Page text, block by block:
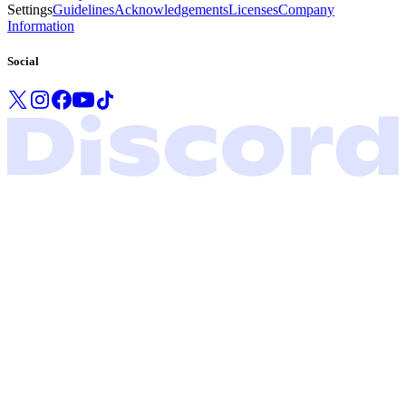
SettingsGuidelinesAcknowledgementsLicensesCompany
Information
Social